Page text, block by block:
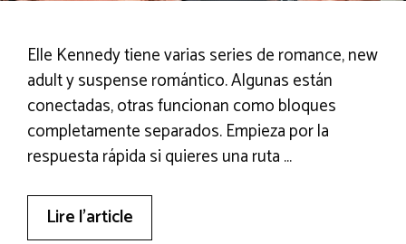
Elle Kennedy tiene varias series de romance, new
adult y suspense romántico. Algunas están
conectadas, otras funcionan como bloques
completamente separados. Empieza por la
respuesta rápida si quieres una ruta …
Lire l’article